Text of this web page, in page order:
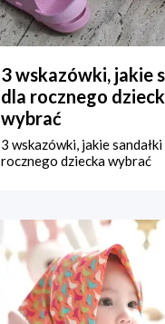
3 wskazówki, jakie
dla rocznego
wybrać
3 wskazówki, jakie
rocznego dziecka wybrać